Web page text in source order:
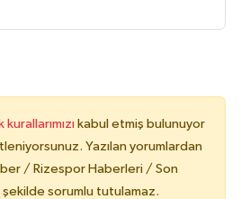
kabul etmiş bulunuyor
Yazılan yorumlardan
/ Rizespor Haberleri / Son
sorumlu tutulamaz.